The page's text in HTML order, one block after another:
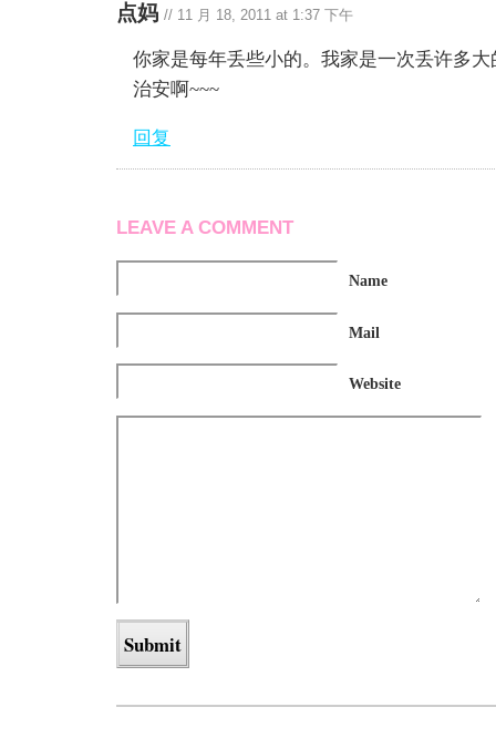
点妈 // 11 月 18, 2011 at 1:37 下午
你家是每年丢些小的。我家是一次丢许多
治安啊~~~
回复
LEAVE A COMMENT
Name
Mail
Website